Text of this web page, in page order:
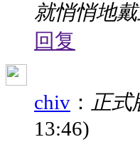
就悄悄地
回复
chiv ： 正式
13:46)